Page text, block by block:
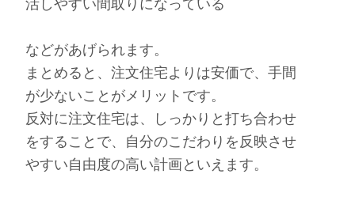
活しやすい間取りになっている
などがあげられます。
まとめると、注文住宅よりは安価で、手間
が少ないことがメリットです。
反対に注文住宅は、しっかりと打ち合わせ
をすることで、自分のこだわりを反映させ
やすい自由度の高い計画といえます。